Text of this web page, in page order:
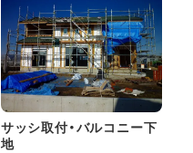
サッシ取付・バルコニー下
地